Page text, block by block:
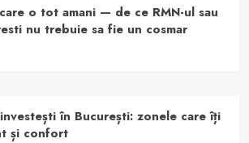
o tot amani — de ce RMN-ul sau
nu trebuie sa fie un cosmar
în București: zonele care îți
și confort